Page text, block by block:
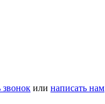
звонок или написать нам